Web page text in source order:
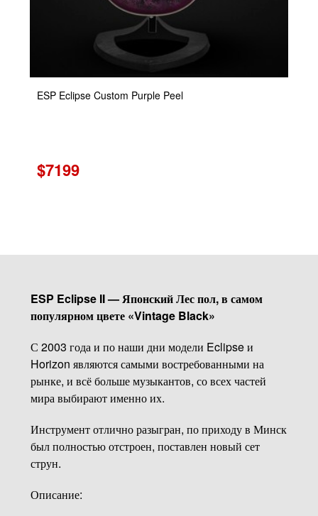
ESP Eclipse Custom Purple Peel
$7199
ESP Eclipse II — Японский Лес пол, в самом
популярном цвете «Vintage Black»
С 2003 года и по наши дни модели Eclipse и
Horizon являются самыми востребованными на
рынке, и всё больше музыкантов, со всех частей
мира выбирают именно их.
Инструмент отлично разыгран, по приходу в Минск
был полностью отстроен, поставлен новый сет
струн.
Описание: